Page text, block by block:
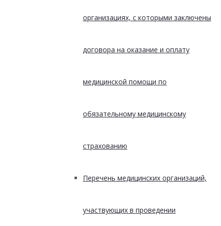
организациях, с которыми заключены
договора на оказание и оплату
медицинской помощи по
обязательному медицинскому
страхованию
Перечень медицинских организаций,
участвующих в проведении